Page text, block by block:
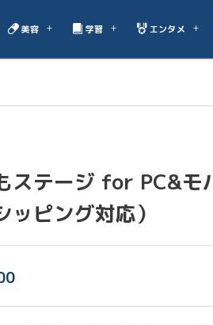
美容 学習 エンタメ
ステージ for PC&モ
ッピング対応）